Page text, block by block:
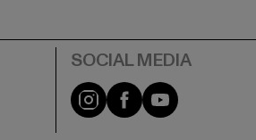
Instagram
FacebookYouTube